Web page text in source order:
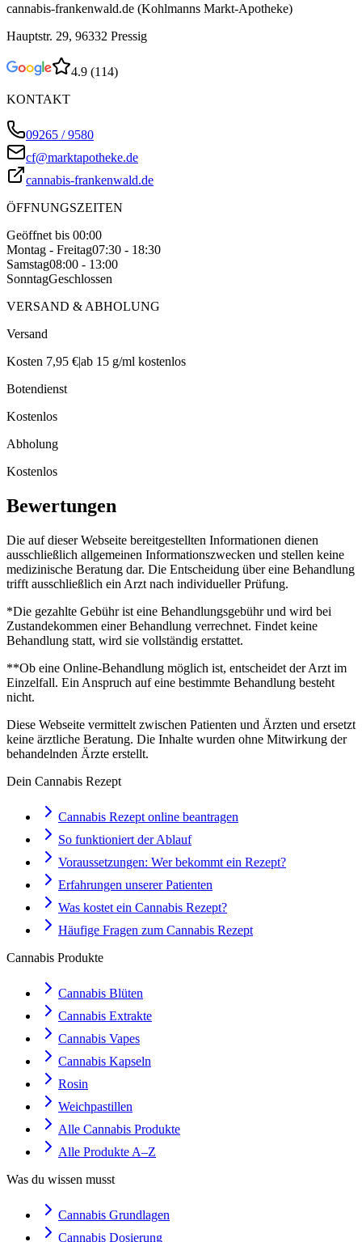
cannabis-frankenwald.de (Kohlmanns Markt-Apotheke)
Hauptstr. 29, 96332 Pressig
4.9 (114)
KONTAKT
09265 / 9580
cf@marktapotheke.de
cannabis-frankenwald.de
ÖFFNUNGSZEITEN
Geöffnet bis 00:00
Montag - Freitag07:30 - 18:30
Samstag08:00 - 13:00
SonntagGeschlossen
VERSAND & ABHOLUNG
Versand
Kosten 7,95 €|ab 15 g/ml kostenlos
Botendienst
Kostenlos
Abholung
Kostenlos
Bewertungen
Die auf dieser Webseite bereitgestellten Informationen dienen
ausschließlich allgemeinen Informationszwecken und stellen keine
medizinische Beratung dar. Die Entscheidung über eine Behandlung
trifft ausschließlich ein Arzt nach individueller Prüfung.
*Die gezahlte Gebühr ist eine Behandlungsgebühr und wird bei
Zustandekommen einer Behandlung verrechnet. Findet keine
Behandlung statt, wird sie vollständig erstattet.
**Ob eine Online-Behandlung möglich ist, entscheidet der Arzt im
Einzelfall. Ein Anspruch auf eine bestimmte Behandlung besteht
nicht.
Diese Webseite vermittelt zwischen Patienten und Ärzten und ersetzt
keine ärztliche Beratung. Die Inhalte wurden ohne Mitwirkung der
behandelnden Ärzte erstellt.
Dein Cannabis Rezept
Cannabis Rezept online beantragen
So funktioniert der Ablauf
Voraussetzungen: Wer bekommt ein Rezept?
Erfahrungen unserer Patienten
Was kostet ein Cannabis Rezept?
Häufige Fragen zum Cannabis Rezept
Cannabis Produkte
Cannabis Blüten
Cannabis Extrakte
Cannabis Vapes
Cannabis Kapseln
Rosin
Weichpastillen
Alle Cannabis Produkte
Alle Produkte A–Z
Was du wissen musst
Cannabis Grundlagen
Cannabis Dosierung